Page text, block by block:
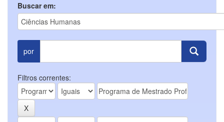
Buscar em:
por
Filtros correntes: